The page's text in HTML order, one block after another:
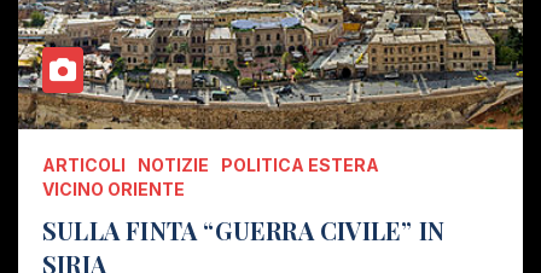
ARTICOLI NOTIZIE
POLITICA ESTERA
VICINO ORIENTE
SULLA FINTA “GUERRA CIVILE” IN
SIRIA